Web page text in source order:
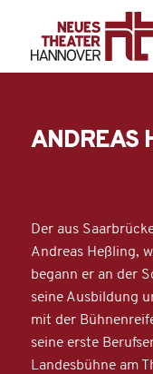
ANDREAS
Der aus
Andreas Heßling,
begann er an der
seine Ausbildung
mit der
seine erste
Landesbühne am